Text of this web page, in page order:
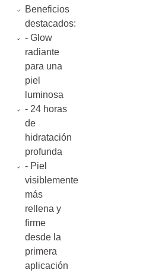
Beneficios
destacados:
- Glow
radiante
para una
piel
luminosa
- 24 horas
de
hidratación
profunda
- Piel
visiblemente
más
rellena y
firme
desde la
primera
aplicación